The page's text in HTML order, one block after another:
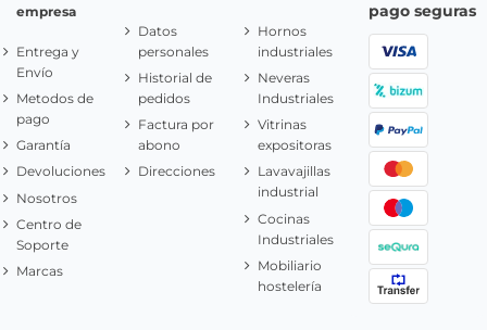
empresa
Entrega y
Envío
Metodos de
pago
Garantía
Devoluciones
Nosotros
Centro de
Soporte
Marcas
Datos
personales
Historial de
pedidos
Factura por
abono
Direcciones
Hornos
industriales
Neveras
Industriales
Vitrinas
expositoras
Lavavajillas
industrial
Cocinas
Industriales
Mobiliario
hostelería
pago seguras